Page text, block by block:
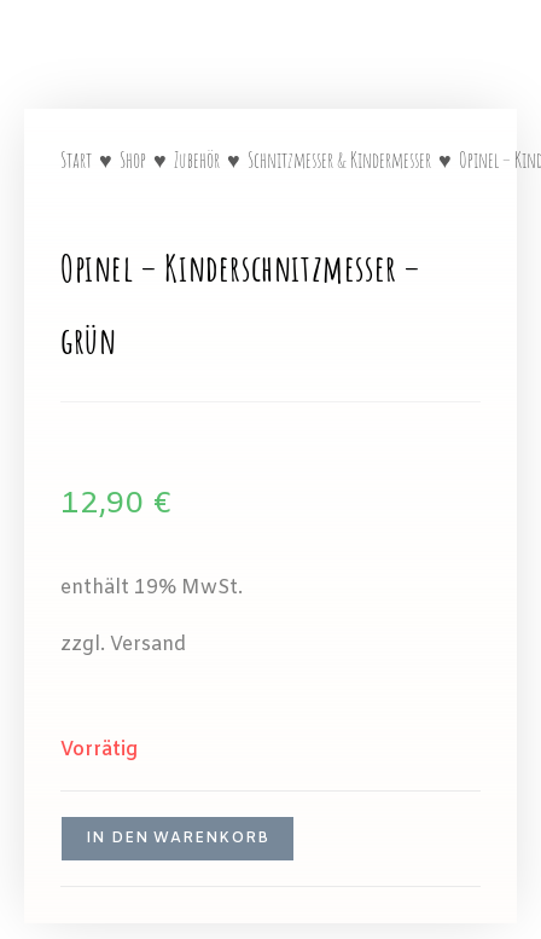
Start ♥ Shop ♥ Zubehör ♥ Schnitzmesser & Kindermesser ♥ Opinel –
Opinel – Kinderschnitzmesser –
grün
12,90 €
enthält 19% MwSt.
zzgl. Versand
Vorrätig
IN DEN WARENKORB